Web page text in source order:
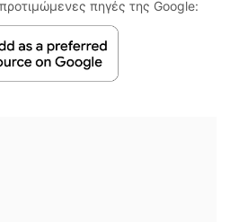
πηγές της Google: